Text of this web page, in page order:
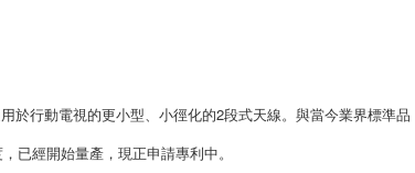
於行動電視的更小型、小徑化的2段式天線。與當今業界標準品
已經開始量產，現正申請專利中。